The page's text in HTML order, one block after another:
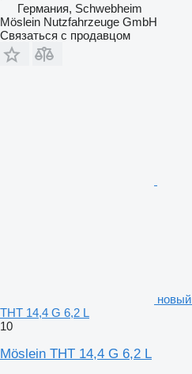
Германия, Schwebheim
Möslein Nutzfahrzeuge GmbH
Связаться с продавцом
THT 14,4 G 6,2 L
10
Möslein THT 14,4 G 6,2 L